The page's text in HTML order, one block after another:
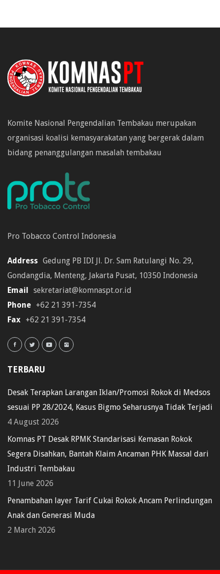
Komite Nasional Pengendalian Tembakau merupakan
organisasi koalisi kemasyarakatan yang bergerak dalam
bidang penanggulangan masalah tembakau
Pro Tobacco Control Indonesia
Address Gedung PB IDI Jl. Dr. Sam Ratulangi No. 29,
Gondangdia, Menteng, Jakarta Pusat, 10350 Indonesia
Email
sekretariat@komnaspt.or.id
Phone +62 21 391-7354
Fax +62 21 391-7354
TERBARU
Desak Terapkan Larangan Iklan/Promosi Rokok di Medsos
sesuai PP 28/2024, Kasus Bigmo Seharusnya Tidak Terjadi
4 August 2026
Komnas PT Desak RPMK Standarisasi Kemasan Rokok
Segera Disahkan, Bantah Klaim Ancaman PHK Massal dari
Industri Tembakau
11 June 2026
Penambahan layer Tarif Cukai Rokok Ancam Perlindungan
Anak dan Generasi Muda
2 March 2026